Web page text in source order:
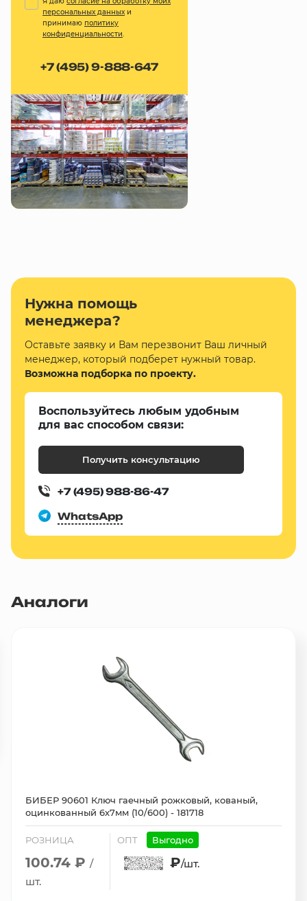
персональных данных и
принимаю политику
конфиденциальности.
+7 (495) 9-888-647
Нужна помощь
менеджера?
Оставьте заявку и Вам перезвонит Ваш личный
менеджер, который подберет нужный товар.
Возможна подборка по проекту.
Воспользуйтесь любым удобным
для вас способом связи:
Получить консультацию
+7 (495) 988-86-47
WhatsApp
Аналоги
БИБЕР 90601 Ключ гаечный рожковый, кованый,
оцинкованный 6х7мм (10/600) - 181718
РОЗНИЦА
100.74 ₽ /
шт.
ОПТ Выгодно
₽/шт.